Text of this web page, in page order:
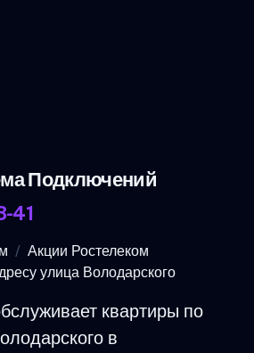
Подключений
41
Акции Ростелеком
улица Володарского
квартиры по
в